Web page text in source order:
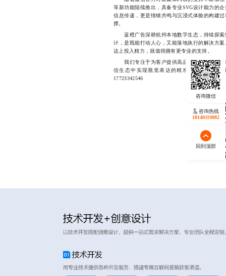
等新功能陆续推出，具备专业SVG设计能力的
信息传递，更是情绪共鸣与沉浸式体验的构建
撑。
蓝橙广告深耕杭州本地数字生态，持续探索
计，是既能打动人心，又能落地执行的解决方
达上投入精力，就值得拥有更专业的支持。
我们专注于为客户提供高品质的微信SVG设
信生态中实现视觉表达的精准传达与高效转
17723342546
咨询热线
18140119082
回到顶部